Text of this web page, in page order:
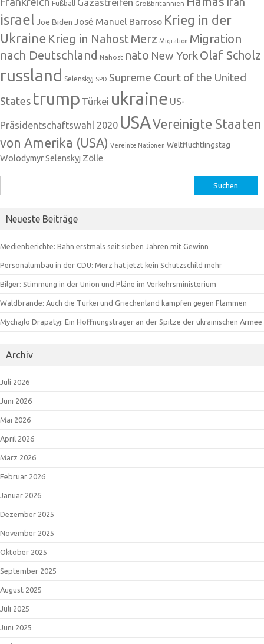
Fußball Gazastreifen Großbritannien
israel Joe Biden José Manuel Barroso Krieg in der
Ukraine Krieg in NahostMerz Migration Migration
nach Deutschland Nahost nato New YorkOlaf Scholz
russland Selenskyj SPD Supreme Court of the United
States trump Türkei ukraine US-
Präsidentschaftswahl 2020 USAVereinigte Staaten
von Amerika (USA) Vereinte Nationen Weltflüchtlingstag
Wolodymyr Selenskyj Zölle
nach:
Neueste Beiträge
Medienberichte: Bahn erstmals seit sieben Jahren mit Gewinn
Personalumbau in der CDU: Merz hat jetzt kein Schutzschild mehr
Bilger: Stimmung in der Union und Pläne im Verkehrsministerium
Waldbrände: Auch die Türkei und Griechenland kämpfen gegen Flammen
Mychajlo Drapatyj: Ein Hoffnungsträger an der Spitze der ukrainischen Armee
Archiv
Juli 2026
Juni 2026
Mai 2026
April 2026
März 2026
Februar 2026
Januar 2026
Dezember 2025
November 2025
Oktober 2025
September 2025
August 2025
Juli 2025
Juni 2025